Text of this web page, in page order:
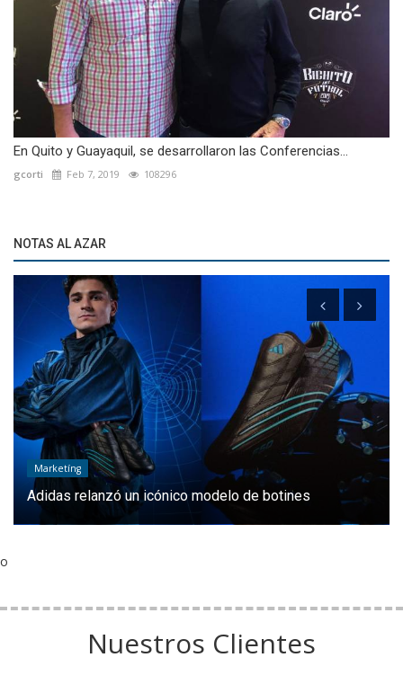
En Quito y Guayaquil, se desarrollaron las Conferencias...
gcorti Feb 7, 2019 108296
NOTAS AL AZAR
Marketíng
Adidas relanzó un icónico modelo de botines
o
Nuestros Clientes